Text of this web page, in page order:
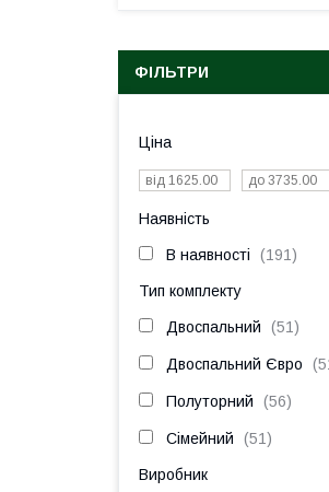
ФІЛЬТРИ
Ціна
Наявність
В наявності 191
Тип комплекту
Двоспальний 51
Двоспальний Євро
Полуторний 56
Сімейний 51
Виробник